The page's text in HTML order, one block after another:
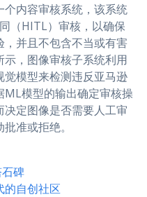
内容审核系统，该系统
（HITL）审核，以确保
并且不包含不当或有害
，图像审核子系统利用
模型来检测违反亚马逊
ML模型的输出确定审核操
定图像是否需要人工审
准或拒绝。
碑
的自创社区